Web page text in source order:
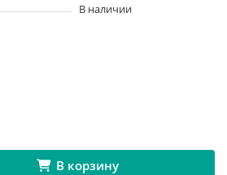
В наличии
В корзину